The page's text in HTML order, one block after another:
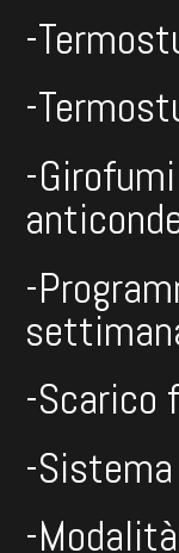
-
-
-
-
-Scarico
-
-